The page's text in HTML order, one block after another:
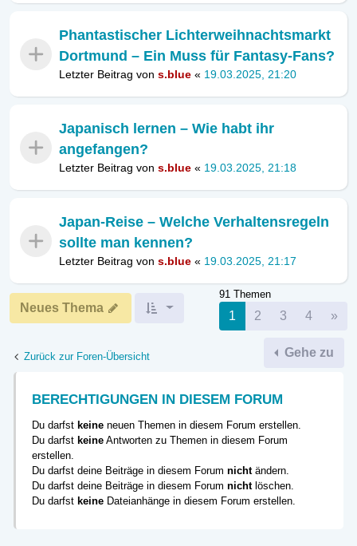
Phantastischer Lichterweihnachtsmarkt
Dortmund – Ein Muss für Fantasy-Fans?
Letzter Beitrag von s.blue « 19.03.2025, 21:20
Japanisch lernen – Wie habt ihr
angefangen?
Letzter Beitrag von s.blue « 19.03.2025, 21:18
Japan-Reise – Welche Verhaltensregeln
sollte man kennen?
Letzter Beitrag von s.blue « 19.03.2025, 21:17
Neues Thema
91 Themen
1 2 3 4 »
Zurück zur Foren-Übersicht Gehe zu
BERECHTIGUNGEN IN DIESEM FORUM
Du darfst keine neuen Themen in diesem Forum erstellen.
Du darfst keine Antworten zu Themen in diesem Forum
erstellen.
Du darfst deine Beiträge in diesem Forum nichtändern.
Du darfst deine Beiträge in diesem Forum nichtlöschen.
Du darfst keine Dateianhänge in diesem Forum erstellen.